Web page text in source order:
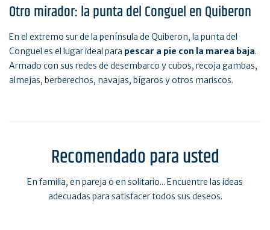
Otro mirador: la punta del Conguel en Quiberon
En el extremo sur de la península de Quiberon, la punta del
Conguel es el lugar ideal para pescar a pie con la marea baja.
Armado con sus redes de desembarco y cubos, recoja gambas,
almejas, berberechos, navajas, bígaros y otros mariscos.
Recomendado para usted
En familia, en pareja o en solitario... Encuentre las ideas
adecuadas para satisfacer todos sus deseos.